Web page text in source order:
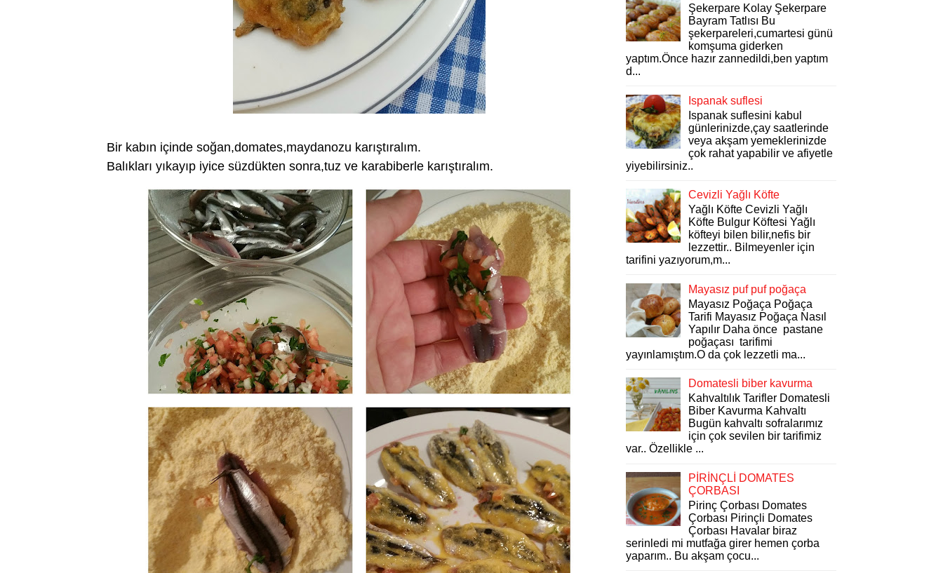
Bir kabın içinde soğan,domates,maydanozu karıştıralım.
Balıkları yıkayıp iyice süzdükten sonra,tuz ve karabiberle karıştıralım.
Şekerpare Kolay Şekerpare
Bayram Tatlısı Bu
şekerpareleri,cumartesi günü
komşuma giderken
yaptım.Önce hazır zannedildi,ben yaptım
d...
Ispanak suflesi
Ispanak suflesini kabul
günlerinizde,çay saatlerinde
veya akşam yemeklerinizde
çok rahat yapabilir ve afiyetle
yiyebilirsiniz..
Cevizli Yağlı Köfte
Yağlı Köfte Cevizli Yağlı
Köfte Bulgur Köftesi Yağlı
köfteyi bilen bilir,nefis bir
lezzettir.. Bilmeyenler için
tarifini yazıyorum,m...
Mayasız puf puf poğaça
Mayasız Poğaça Poğaça
Tarifi Mayasız Poğaça Nasıl
Yapılır Daha önce pastane
poğaçası tarifimi
yayınlamıştım.O da çok lezzetli ma...
Domatesli biber kavurma
Kahvaltılık Tarifler Domatesli
Biber Kavurma Kahvaltı
Bugün kahvaltı sofralarımız
için çok sevilen bir tarifimiz
var.. Özellikle ...
PİRİNÇLİ DOMATES
ÇORBASI
Pirinç Çorbası Domates
Çorbası Pirinçli Domates
Çorbası Havalar biraz
serinledi mi mutfağa girer hemen çorba
yaparım.. Bu akşam çocu...